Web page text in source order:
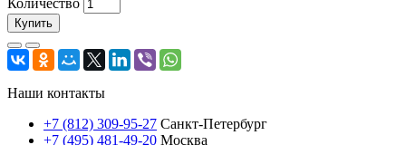
Купить
Наши контакты
+7 (812) 309-95-27 Санкт-Петербург
+7 (495) 481-49-20 Москва